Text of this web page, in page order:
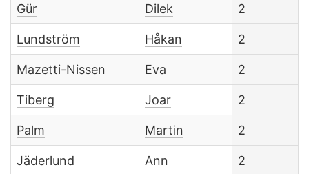
Gür Dilek 2
Lundström Håkan 2
Mazetti-Nissen Eva 2
Tiberg Joar 2
Palm Martin 2
Jäderlund Ann 2